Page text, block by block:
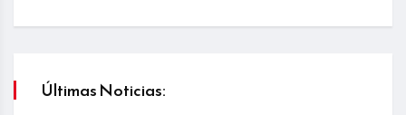
Últimas Noticias: